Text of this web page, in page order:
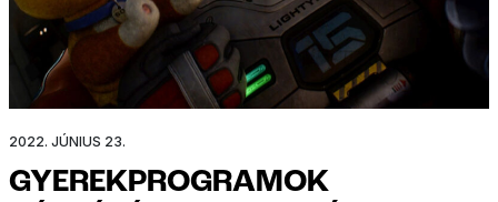
2022. JÚNIUS 23.
GYEREKPROGRAMOK